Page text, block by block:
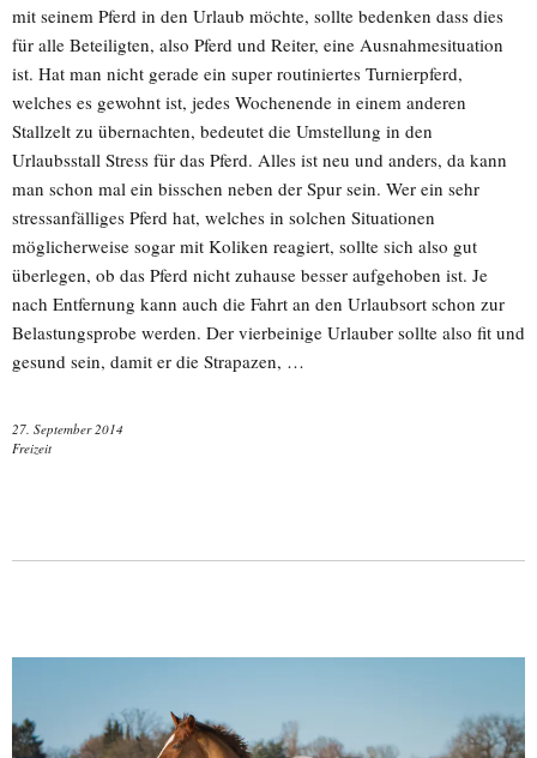
mit seinem Pferd in den Urlaub möchte, sollte bedenken dass dies
für alle Beteiligten, also Pferd und Reiter, eine Ausnahmesituation
ist. Hat man nicht gerade ein super routiniertes Turnierpferd,
welches es gewohnt ist, jedes Wochenende in einem anderen
Stallzelt zu übernachten, bedeutet die Umstellung in den
Urlaubsstall Stress für das Pferd. Alles ist neu und anders, da kann
man schon mal ein bisschen neben der Spur sein. Wer ein sehr
stressanfälliges Pferd hat, welches in solchen Situationen
möglicherweise sogar mit Koliken reagiert, sollte sich also gut
überlegen, ob das Pferd nicht zuhause besser aufgehoben ist. Je
nach Entfernung kann auch die Fahrt an den Urlaubsort schon zur
Belastungsprobe werden. Der vierbeinige Urlauber sollte also fit und
gesund sein, damit er die Strapazen, …
27. September 2014
Freizeit